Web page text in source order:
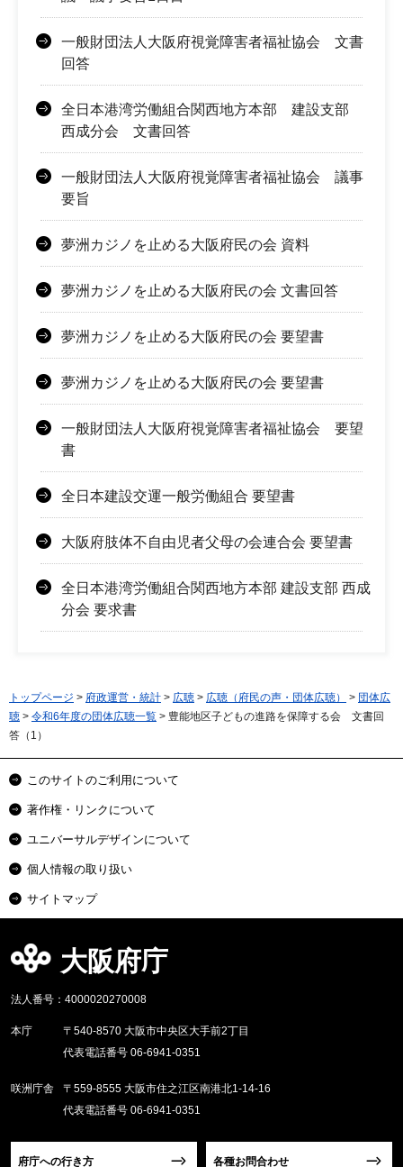
一般財団法人大阪府視覚障害者福祉協会 文書
回答
全日本港湾労働組合関西地方本部 建設支部
西成分会 文書回答
一般財団法人大阪府視覚障害者福祉協会 議事
要旨
夢洲カジノを止める大阪府民の会 資料
夢洲カジノを止める大阪府民の会 文書回答
夢洲カジノを止める大阪府民の会 要望書
夢洲カジノを止める大阪府民の会 要望書
一般財団法人大阪府視覚障害者福祉協会 要望
書
全日本建設交運一般労働組合 要望書
大阪府肢体不自由児者父母の会連合会 要望書
全日本港湾労働組合関西地方本部 建設支部 西成
分会 要求書
トップページ > 府政運営・統計 > 広聴 > 広聴（府民の声・団体広聴） > 団体広
聴 > 令和6年度の団体広聴一覧 > 豊能地区子どもの進路を保障する会 文書回
答（1）
このサイトのご利用について
著作権・リンクについて
ユニバーサルデザインについて
個人情報の取り扱い
サイトマップ
大阪府庁
法人番号：4000020270008
本庁
〒540-8570 大阪市中央区大手前2丁目
代表電話番号 06-6941-0351
咲洲庁舎
〒559-8555 大阪市住之江区南港北1-14-16
代表電話番号 06-6941-0351
府庁への行き方 各種お問合わせ